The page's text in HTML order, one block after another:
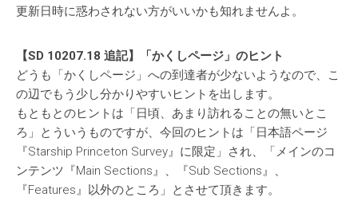
更新日時に惑わされない方がいいかも知れませんよ。
【SD 10207.18 追記】「かくしページ」のヒント
どうも「かくしページ」への到達者が少ないようなので、こ
の辺でもう少し分かりやすいヒントを出します。
もともとのヒントは「日頃、あまり訪れることの無いとこ
ろ」とういうものですが、今回のヒントは「日本語ページ
『Starship Princeton Survey』に限定」され、「メインのコ
ンテンツ『Main Sections』、『Sub Sections』、
『Features』以外のところ」とさせて頂きます。